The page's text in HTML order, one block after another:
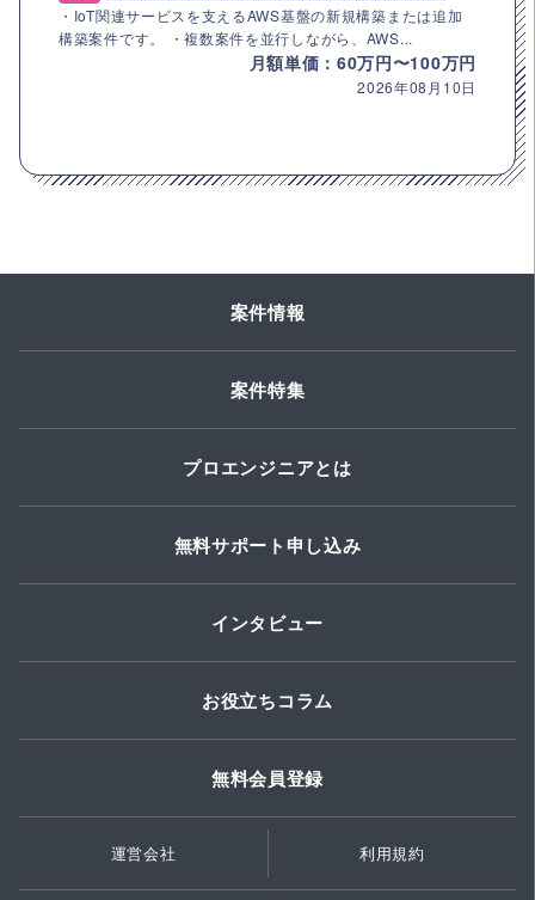
・IoT関連サービスを支えるAWS基盤の新規構築または追加
構築案件です。 ・複数案件を並行しながら、AWS...
月額単価：60万円〜100万円
2026年08月10日
案件情報
案件特集
プロエンジニアとは
無料サポート申し込み
インタビュー
お役立ちコラム
無料会員登録
運営会社 利用規約